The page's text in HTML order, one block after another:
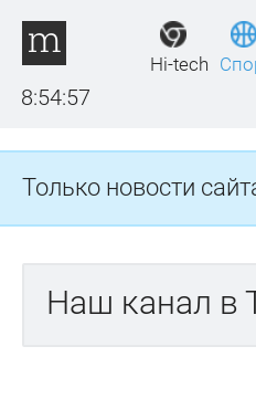
8:54:57
Hi-tech Спорт
Только новости
Наш канал в